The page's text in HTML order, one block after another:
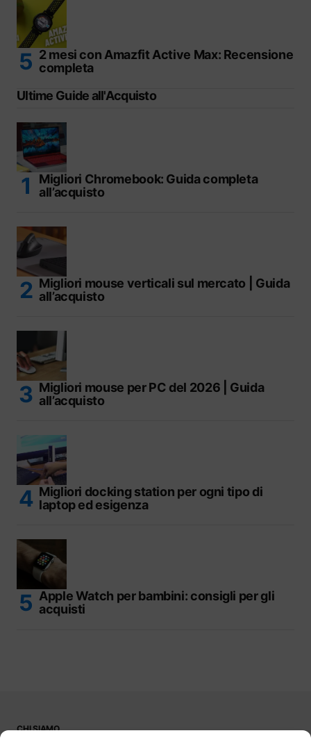
2 mesi con Amazfit Active Max: Recensione
completa
Ultime Guide all'Acquisto
Migliori Chromebook: Guida completa
all’acquisto
Migliori mouse verticali sul mercato | Guida
all’acquisto
Migliori mouse per PC del 2026 | Guida
all’acquisto
Migliori docking station per ogni tipo di
laptop ed esigenza
Apple Watch per bambini: consigli per gli
acquisti
CHI SIAMO